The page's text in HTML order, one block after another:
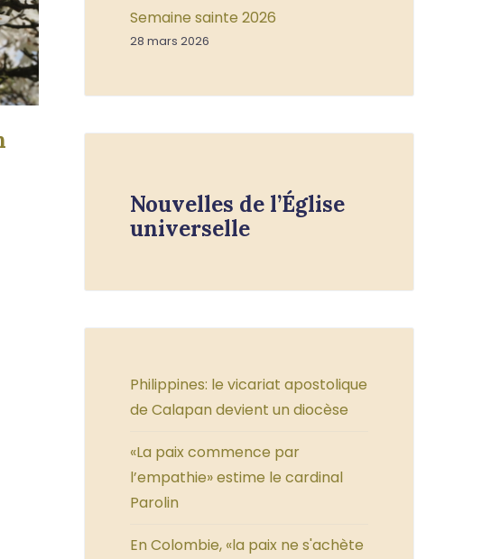
Semaine sainte 2026
28 mars 2026
Nouvelles de l’Église
universelle
Philippines: le vicariat apostolique
de Calapan devient un diocèse
«La paix commence par
l’empathie» estime le cardinal
Parolin
En Colombie, «la paix ne s'achète